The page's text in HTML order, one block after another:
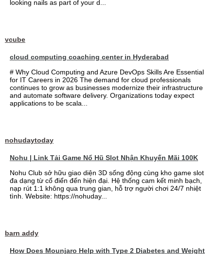
looking nails as part of your d...
vcube
cloud computing coaching center in Hyderabad
# Why Cloud Computing and Azure DevOps Skills Are Essential
for IT Careers in 2026 The demand for cloud professionals
continues to grow as businesses modernize their infrastructure
and automate software delivery. Organizations today expect
applications to be scala...
nohudaytoday
Nohu | Link Tải Game Nổ Hũ Slot Nhận Khuyến Mãi 100K
Nohu Club sở hữu giao diện 3D sống động cùng kho game slot
đa dạng từ cổ điển đến hiện đại. Hệ thống cam kết minh bạch,
nạp rút 1:1 không qua trung gian, hỗ trợ người chơi 24/7 nhiệt
tình. Website: https://nohuday...
barn addy
How Does Mounjaro Help with Type 2 Diabetes and Weight